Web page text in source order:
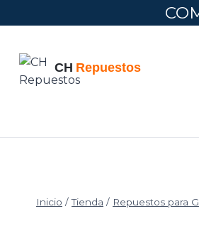
al
Inicio / Tienda / Repuestos para